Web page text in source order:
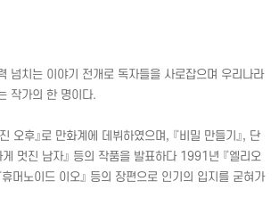
넘치는 이야기 전개로 독자들을 사로잡으며 우리나라
작가의 한 명이다.
오후』로 만화계에 데뷔하였으며, 『비밀 만들기』, 단
게 멋진 남자』 등의 작품을 발표하다 1991년 『엘리오
머노이드 이오』 등의 장편으로 인기의 입지를 굳혀가